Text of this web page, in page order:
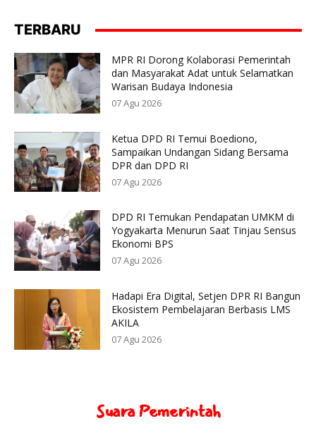
TERBARU
MPR RI Dorong Kolaborasi Pemerintah
dan Masyarakat Adat untuk Selamatkan
Warisan Budaya Indonesia
07 Agu 2026
Ketua DPD RI Temui Boediono,
Sampaikan Undangan Sidang Bersama
DPR dan DPD RI
07 Agu 2026
DPD RI Temukan Pendapatan UMKM di
Yogyakarta Menurun Saat Tinjau Sensus
Ekonomi BPS
07 Agu 2026
Hadapi Era Digital, Setjen DPR RI Bangun
Ekosistem Pembelajaran Berbasis LMS
AKILA
07 Agu 2026
Suara Pemerintah